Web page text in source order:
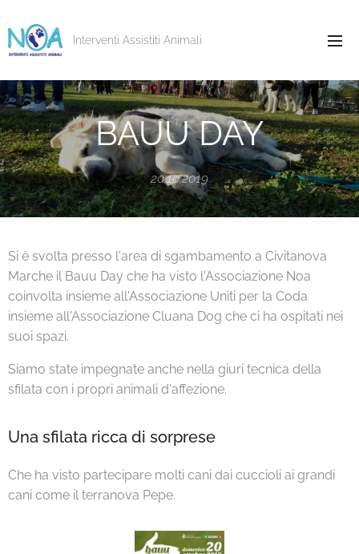
Interventi Assistiti Animali
BAUU DAY
20.10.2019
Si è svolta presso l'area di sgambamento a Civitanova
Marche il Bauu Day che ha visto l'Associazione Noa
coinvolta insieme all'Associazione Uniti per la Coda
insieme all'Associazione Cluana Dog che ci ha ospitati nei
suoi spazi.
Siamo state impegnate anche nella giuri tecnica della
sfilata con i propri animali d'affezione.
Una sfilata ricca di sorprese
Che ha visto partecipare molti cani dai cuccioli ai grandi
cani come il terranova Pepe.